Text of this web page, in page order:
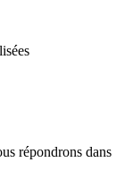
répondrons dans